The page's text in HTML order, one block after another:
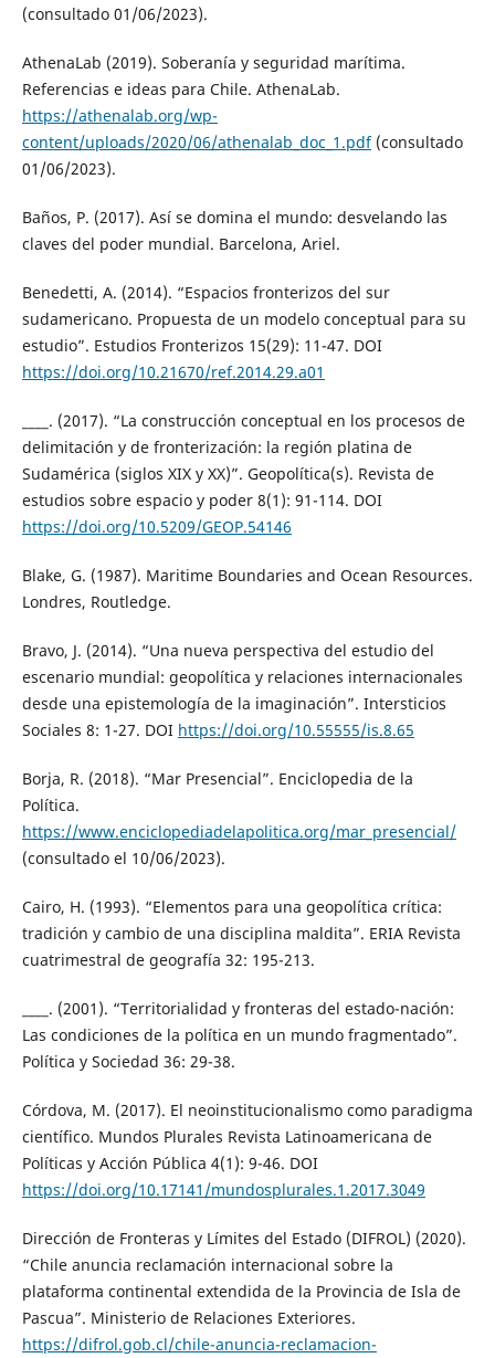
(consultado 01/06/2023).
AthenaLab (2019). Soberanía y seguridad marítima.
Referencias e ideas para Chile. AthenaLab.
https://athenalab.org/wp-
content/uploads/2020/06/athenalab_doc_1.pdf(consultado
01/06/2023).
Baños, P. (2017). Así se domina el mundo: desvelando las
claves del poder mundial. Barcelona, Ariel.
Benedetti, A. (2014). “Espacios fronterizos del sur
sudamericano. Propuesta de un modelo conceptual para su
estudio”. Estudios Fronterizos 15(29): 11-47. DOI
https://doi.org/10.21670/ref.2014.29.a01
____. (2017). “La construcción conceptual en los procesos de
delimitación y de fronterización: la región platina de
Sudamérica (siglos XIX y XX)”. Geopolítica(s). Revista de
estudios sobre espacio y poder 8(1): 91-114. DOI
https://doi.org/10.5209/GEOP.54146
Blake, G. (1987). Maritime Boundaries and Ocean Resources.
Londres, Routledge.
Bravo, J. (2014). “Una nueva perspectiva del estudio del
escenario mundial: geopolítica y relaciones internacionales
desde una epistemología de la imaginación”. Intersticios
Sociales 8: 1-27. DOI https://doi.org/10.55555/is.8.65
Borja, R. (2018). “Mar Presencial”. Enciclopedia de la
Política.
https://www.enciclopediadelapolitica.org/mar_presencial/
(consultado el 10/06/2023).
Cairo, H. (1993). “Elementos para una geopolítica crítica:
tradición y cambio de una disciplina maldita”. ERIA Revista
cuatrimestral de geografía 32: 195-213.
____. (2001). “Territorialidad y fronteras del estado-nación:
Las condiciones de la política en un mundo fragmentado”.
Política y Sociedad 36: 29-38.
Córdova, M. (2017). El neoinstitucionalismo como paradigma
científico. Mundos Plurales Revista Latinoamericana de
Políticas y Acción Pública 4(1): 9-46. DOI
https://doi.org/10.17141/mundosplurales.1.2017.3049
Dirección de Fronteras y Límites del Estado (DIFROL) (2020).
“Chile anuncia reclamación internacional sobre la
plataforma continental extendida de la Provincia de Isla de
Pascua”. Ministerio de Relaciones Exteriores.
https://difrol.gob.cl/chile-anuncia-reclamacion-